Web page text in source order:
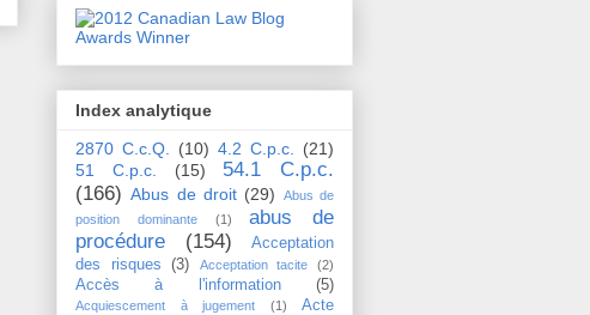
Index analytique
2870 C.c.Q.
(10) 4.2 C.p.c.
(21)
51 C.p.c.
(15)
54.1 C.p.c.
(166) Abus de droit (29)
Abus de
position dominante
(1)
abus de
procédure
(154)
Acceptation
des risques
(3) Acceptation tacite (2)
Accès à l'information (5)
Acquiescement à jugement (1)
Acte